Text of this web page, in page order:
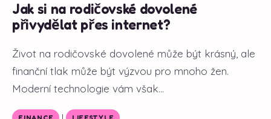
Jak si na rodičovské dovolené
přivydělat přes internet?
Život na rodičovské dovolené může být krásný, ale
finanční tlak může být výzvou pro mnoho žen.
Moderní technologie vám však...
|